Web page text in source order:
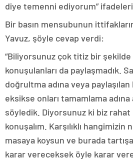
diye temenni ediyorum”
Bir basın mensubunun
Yavuz, şöyle cevap verdi:
“Biliyorsunuz çok titiz bir
konuşulanları da paylaşmadık.
doğrultma adına veya
eksikse onları tamamlama adına
söyledik. Diyorsunuz ki biz rahat
konuşalım. Karşılıklı
masaya koysun ve burada
karar vereceksek öyle karar